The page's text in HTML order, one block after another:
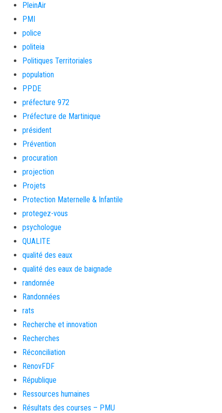
PleinAir
PMI
police
politeia
Politiques Territoriales
population
PPDE
préfecture 972
Préfecture de Martinique
président
Prévention
procuration
projection
Projets
Protection Maternelle & Infantile
protegez-vous
psychologue
QUALITE
qualité des eaux
qualité des eaux de baignade
randonnée
Randonnées
rats
Recherche et innovation
Recherches
Réconciliation
RenovFDF
République
Ressources humaines
Résultats des courses – PMU